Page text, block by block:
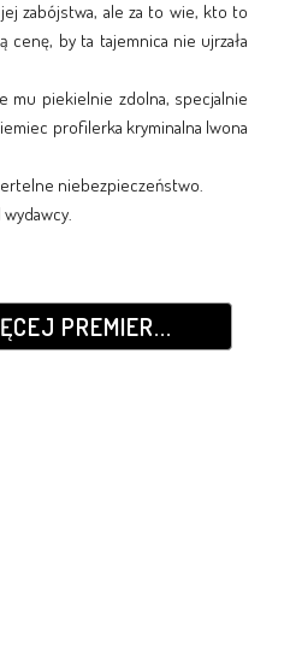
zabójstwa, ale za to wie, kto to
cenę, by ta tajemnica nie ujrzała
mu piekielnie zdolna, specjalnie
profilerka kryminalna Iwona
niebezpieczeństwo.
PREMIER...